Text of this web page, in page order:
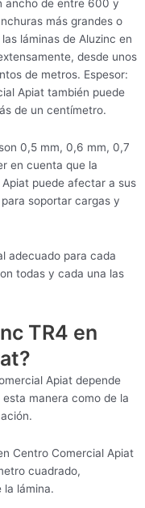
ancho de entre 600 y
más grandes o
láminas de Aluzinc en
desde unos
de metros. Espesor:
Apiat también puede
de un centímetro.
0,5 mm, 0,6 mm, 0,7
en cuenta que la
puede afectar a sus
soportar cargas y
adecuado para cada
todas y cada una las
TR4 en
Apiat depende
manera como de la
Centro Comercial Apiat
cuadrado,
la lámina.